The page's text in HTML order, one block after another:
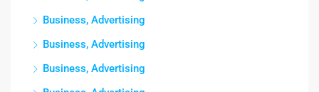
Business, Advertising
Business, Advertising
Business, Advertising